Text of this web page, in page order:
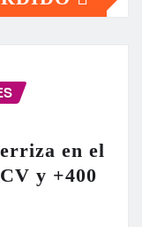
en el
y +400